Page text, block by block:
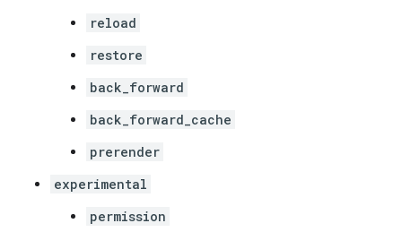
reload
restore
back_forward
back_forward_cache
prerender
experimental
permission